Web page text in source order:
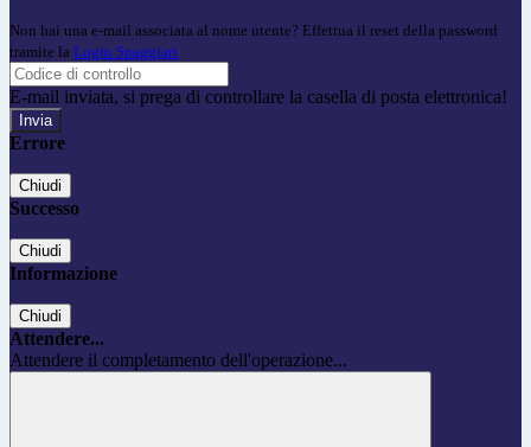
Non hai una e-mail associata al nome utente? Effettua il reset della password
tramite la Login Spaggiari
E-mail inviata, si prega di controllare la casella di posta elettronica!
Errore
Chiudi
Successo
Chiudi
Informazione
Chiudi
Attendere...
Attendere il completamento dell'operazione...